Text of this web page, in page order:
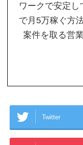
ワークで安定し
で月5万稼ぐ方
案件を取る営
Twitter